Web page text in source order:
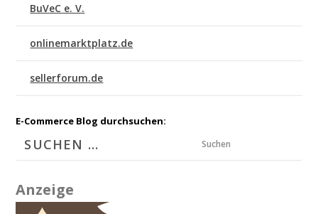
BuVeC e. V.
onlinemarktplatz.de
sellerforum.de
E-Commerce Blog durchsuchen:
Suchen
Anzeige